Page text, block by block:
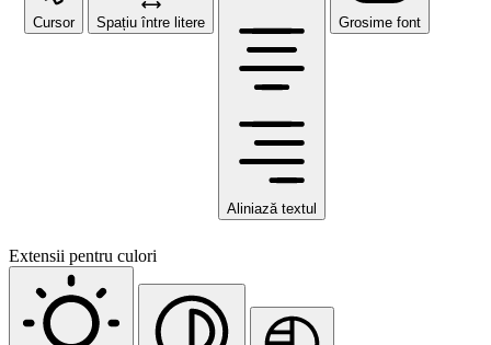
Cursor Spațiu între litere
Aliniază textul
Grosime font
Extensii pentru culori